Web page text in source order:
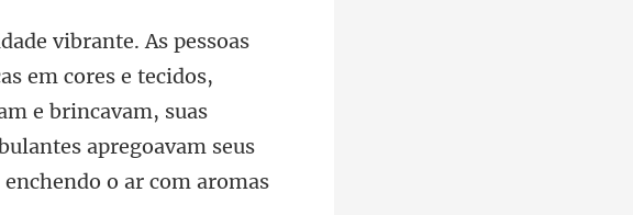
m cores e tecidos,
e brincavam, suas